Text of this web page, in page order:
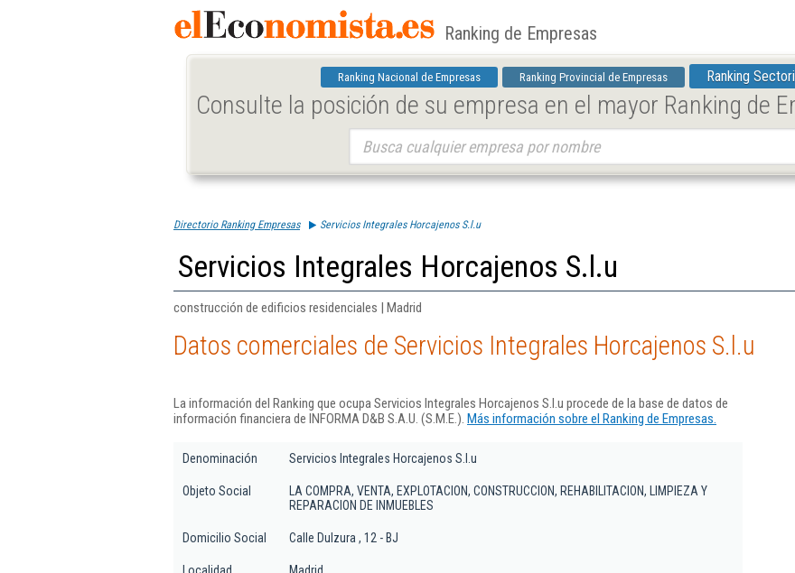
Ranking de Empresas
Ranking Nacional de Empresas Ranking Provincial de Empresas Ranking
Consulte la posición de su empresa en el mayor Ranking de
Directorio Ranking Empresas Servicios Integrales Horcajenos S.l.u
Servicios Integrales Horcajenos S.l.u
construcción de edificios residenciales | Madrid
Datos comerciales de Servicios Integrales Horcajenos S.l.u
La información del Ranking que ocupa Servicios Integrales Horcajenos S.l.u procede de la base de datos de
información financiera de INFORMA D&B S.A.U. (S.M.E.). Más información sobre el Ranking de Empresas.
Denominación Servicios Integrales Horcajenos S.l.u
Objeto Social
LA COMPRA, VENTA, EXPLOTACION, CONSTRUCCION, REHABILITACION, LIMPIEZA Y
REPARACION DE INMUEBLES
Domicilio Social Calle Dulzura , 12 - BJ